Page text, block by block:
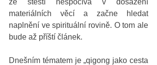
že štěstí nespočívá v dosažení
materiálních věcí a začne hledat
naplnění ve spirituální rovině. O tom ale
bude až příští článek.
Dnešním tématem je „qigong jako cesta